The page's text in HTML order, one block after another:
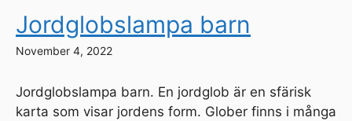
Jordglobslampa barn
November 4, 2022
Jordglobslampa barn. En jordglob är en sfärisk
karta som visar jordens form. Glober finns i många